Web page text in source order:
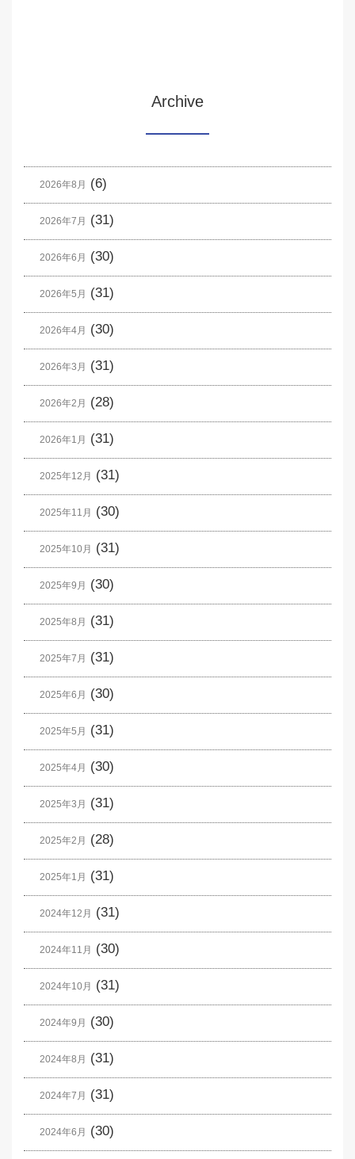
Archive
2026年8月 (6)
2026年7月 (31)
2026年6月 (30)
2026年5月 (31)
2026年4月 (30)
2026年3月 (31)
2026年2月 (28)
2026年1月 (31)
2025年12月 (31)
2025年11月 (30)
2025年10月 (31)
2025年9月 (30)
2025年8月 (31)
2025年7月 (31)
2025年6月 (30)
2025年5月 (31)
2025年4月 (30)
2025年3月 (31)
2025年2月 (28)
2025年1月 (31)
2024年12月 (31)
2024年11月 (30)
2024年10月 (31)
2024年9月 (30)
2024年8月 (31)
2024年7月 (31)
2024年6月 (30)